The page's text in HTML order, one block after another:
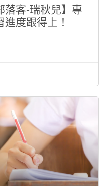
落客-瑞秋兒】專
度跟得上！